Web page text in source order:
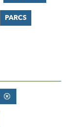
PARCS